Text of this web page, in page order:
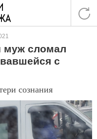
муж сломал
с
сознания